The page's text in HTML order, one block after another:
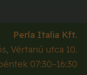
Perla Italia Kft.
, Vértanú utca 10.
07:30–16:30